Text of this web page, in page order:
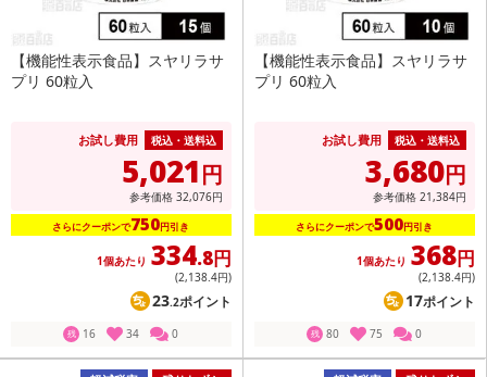
【機能性表示食品】スヤリラサ
プリ 60粒入
お試し費用 税込・送料込
5,021円
参考価格 32,076円
さらにクーポンで750円引き
1個あたり 334.8円
(2,138.4円)
23.2ポイント
残 16 34 0
【機能性表示食品】スヤリラサ
プリ 60粒入
お試し費用 税込・送料込
3,680円
参考価格 21,384円
さらにクーポンで500円引き
1個あたり 368円
(2,138.4円)
17ポイント
残 80 75 0